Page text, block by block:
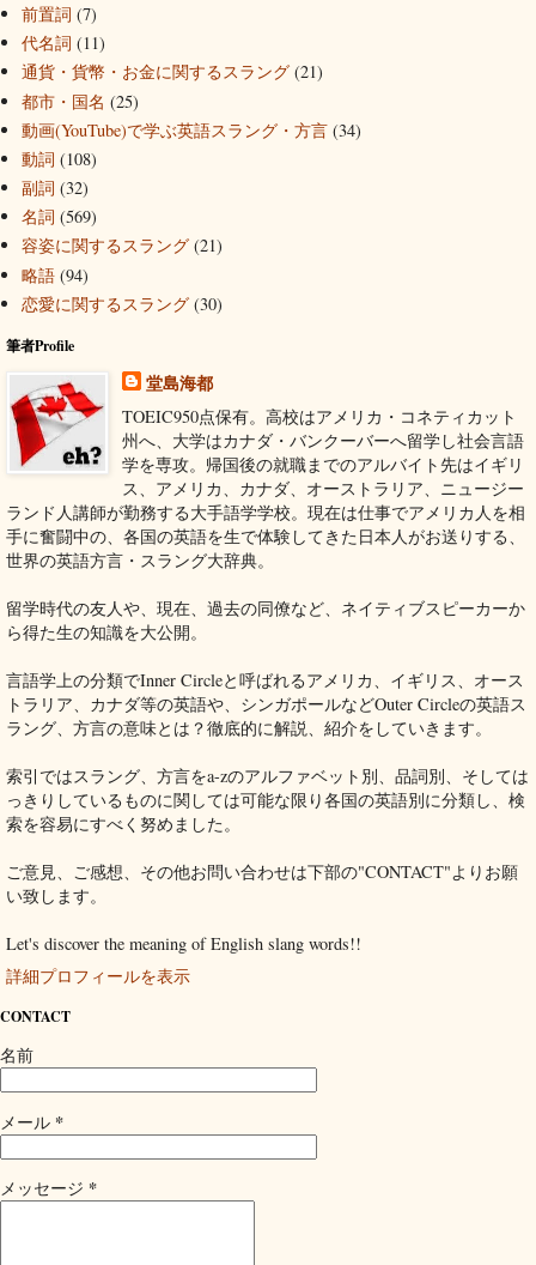
前置詞 (7)
代名詞 (11)
通貨・貨幣・お金に関するスラング (21)
都市・国名 (25)
動画(YouTube)で学ぶ英語スラング・方言 (34)
動詞 (108)
副詞 (32)
名詞 (569)
容姿に関するスラング (21)
略語 (94)
恋愛に関するスラング (30)
筆者Profile
堂島海都
TOEIC950点保有。高校はアメリカ・コネティカット
州へ、大学はカナダ・バンクーバーへ留学し社会言語
学を専攻。帰国後の就職までのアルバイト先はイギリ
ス、アメリカ、カナダ、オーストラリア、ニュージー
ランド人講師が勤務する大手語学学校。現在は仕事でアメリカ人を相
手に奮闘中の、各国の英語を生で体験してきた日本人がお送りする、
世界の英語方言・スラング大辞典。
留学時代の友人や、現在、過去の同僚など、ネイティブスピーカーか
ら得た生の知識を大公開。
言語学上の分類でInner Circleと呼ばれるアメリカ、イギリス、オース
トラリア、カナダ等の英語や、シンガポールなどOuter Circleの英語ス
ラング、方言の意味とは？徹底的に解説、紹介をしていきます。
索引ではスラング、方言をa-zのアルファベット別、品詞別、そしては
っきりしているものに関しては可能な限り各国の英語別に分類し、検
索を容易にすべく努めました。
ご意見、ご感想、その他お問い合わせは下部の"CONTACT"よりお願
い致します。
Let's discover the meaning of English slang words!!
詳細プロフィールを表示
CONTACT
名前
メール *
メッセージ *